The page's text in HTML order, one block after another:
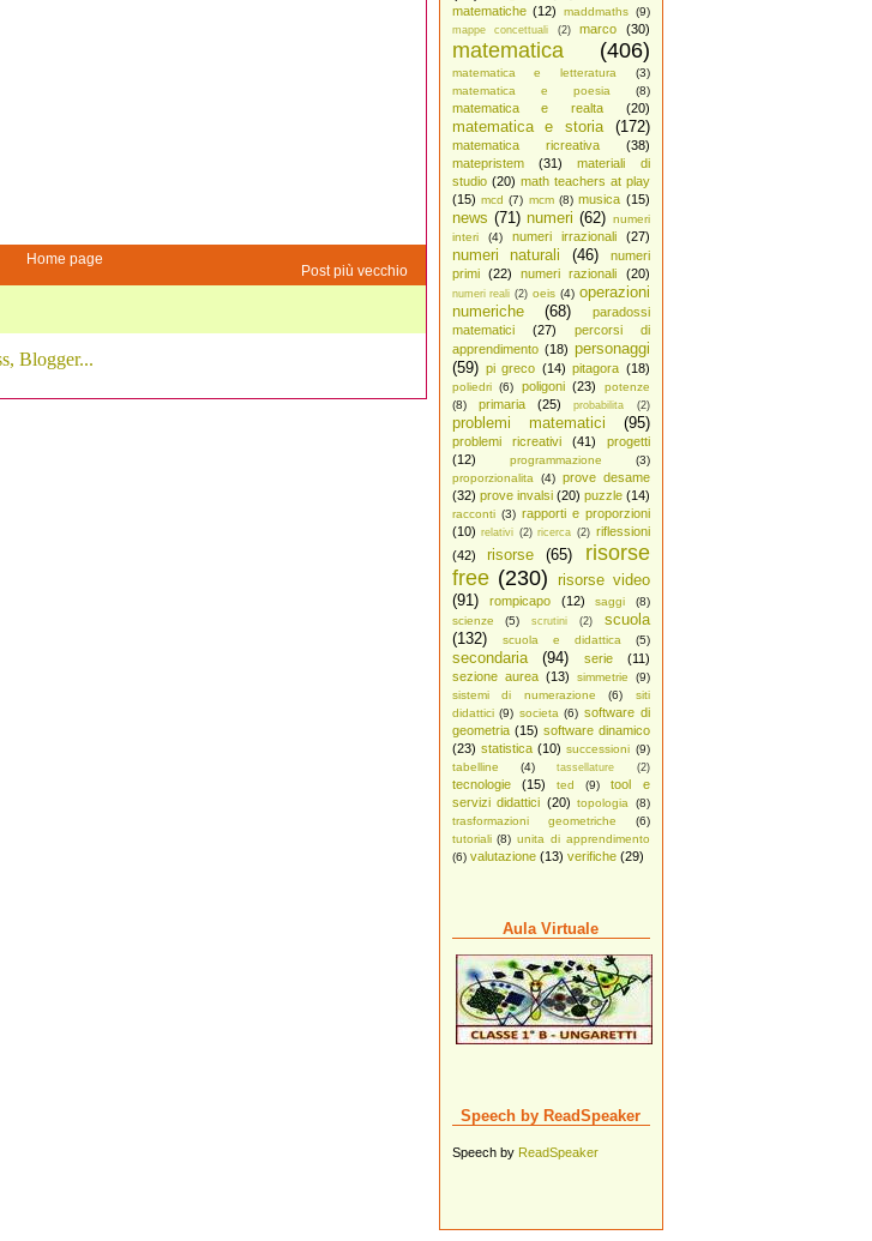
matematiche (12) maddmaths (9)
mappe concettuali (2) marco (30)
matematica (406)
matematica e letteratura
(3)
matematica e poesia
(8)
matematica e realta (20)
matematica e storia (172)
matematica ricreativa
(38)
matepristem
(31)
materiali di
studio (20) math teachers at play
(15) mcd (7) mcm (8) musica (15)
news (71) numeri (62) numeri
interi
(4) numeri irrazionali (27)
numeri naturali (46)
numeri
primi
(22) numeri razionali (20)
numeri reali (2) oeis (4) operazioni
numeriche
(68)
paradossi
matematici
(27)
percorsi di
apprendimento (18) personaggi
(59) pi greco (14) pitagora (18)
poliedri (6) poligoni (23)
potenze
(8)
primaria (25) probabilita (2)
problemi matematici (95)
problemi ricreativi (41)
progetti
(12)
programmazione
(3)
proporzionalita
(4) prove desame
(32) prove invalsi (20) puzzle (14)
racconti (3) rapporti e proporzioni
(10) relativi (2) ricerca (2) riflessioni
(42)
risorse (65)
risorse
free (230) risorse video
(91)
rompicapo (12) saggi
(8)
scienze
(5) scrutini (2)
scuola
(132)
scuola e didattica (5)
secondaria (94) serie
(11)
sezione aurea (13) simmetrie
(9)
sistemi di numerazione
(6)
siti
didattici (9) societa (6) software di
geometria (15) software dinamico
(23) statistica (10) successioni (9)
tabelline
(4) tassellature (2)
tecnologie (15) ted (9)
tool e
servizi didattici (20) topologia
(8)
trasformazioni geometriche
(6)
tutoriali (8) unita di apprendimento
(6) valutazione (13) verifiche (29)
Aula Virtuale
Speech by ReadSpeaker
Speech by ReadSpeaker
Post più vecchio
Home page